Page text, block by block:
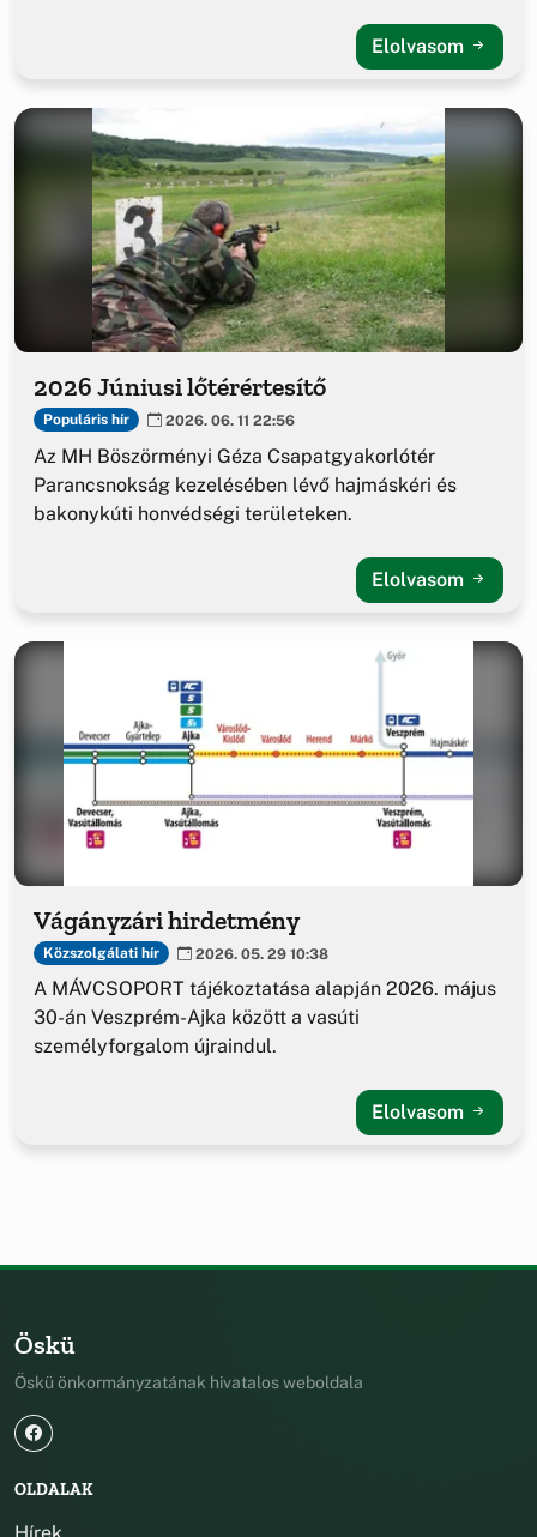
Elolvasom
2026 Júniusi lőtérértesítő
Populáris hír 2026. 06. 11 22:56
Az MH Böszörményi Géza Csapatgyakorlótér
Parancsnokság kezelésében lévő hajmáskéri és
bakonykúti honvédségi területeken.
Elolvasom
Vágányzári hirdetmény
Közszolgálati hír 2026. 05. 29 10:38
A MÁVCSOPORT tájékoztatása alapján 2026. május
30-án Veszprém-Ajka között a vasúti
személyforgalom újraindul.
Elolvasom
Öskü
Öskü önkormányzatának hivatalos weboldala
OLDALAK